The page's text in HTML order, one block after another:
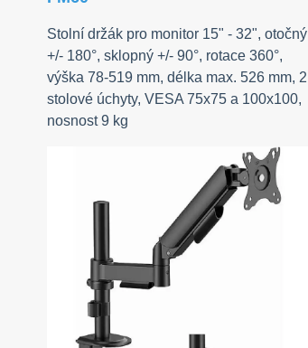
Stolní držák pro monitor 15" - 32", otočný
+/- 180°, sklopný +/- 90°, rotace 360°,
výška 78-519 mm, délka max. 526 mm, 2
stolové úchyty, VESA 75x75 a 100x100,
nosnost 9 kg